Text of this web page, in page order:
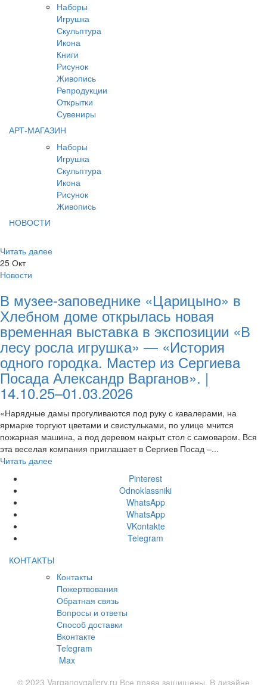
Наборы
Игрушка
Скульптура
Икона
Книги
Рисунок
Живопись
Репродукции
Открытки
Сувениры
АРТ-МАГАЗИН
Наборы
Игрушка
Скульптура
Икона
Рисунок
Живопись
НОВОСТИ
Читать далее
25 Окт
Новости
В музее-заповеднике «Царицыно» в
Хлебном доме открылась новая
временная выставка в экспозиции «В
лесу росла игрушка» — «История
одного городка. Мастер из Сергиева
Посада Александр Варганов». |
14.10.25–01.03.2026
«Нарядные дамы прогуливаются под руку с кавалерами, на
ярмарке торгуют цветами и свистульками, по улице мчится
пожарная машина, а под деревом накрыт стол с самоваром. Вся
эта веселая компания приглашает в Сергиев Посад –...
Читать далее
Pinterest
Odnoklassniki
WhatsApp
WhatsApp
VKontakte
Telegram
КОНТАКТЫ
Контакты
Пожертвования
Обратная связь
Вопросы и ответы
Способ доставки
Вконтакте
Telegram
Max
© 2023 Varganovgallery.ru Все права защищены. В дизайне